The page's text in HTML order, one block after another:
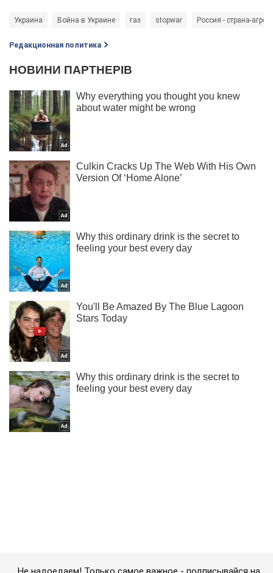
Украина Война в Украине газ stopwar Россия - страна-
Редакционная политика
Важное